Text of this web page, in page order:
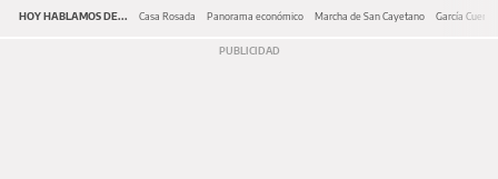
HOY HABLAMOS DE... Casa Rosada Panorama económico Marcha de San Cayetano García Cuerva